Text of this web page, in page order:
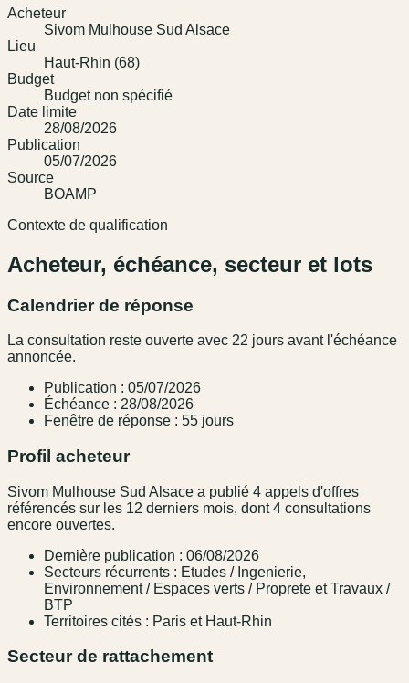
Acheteur
Sivom Mulhouse Sud Alsace
Lieu
Haut-Rhin (68)
Budget
Budget non spécifié
Date limite
28/08/2026
Publication
05/07/2026
Source
BOAMP
Contexte de qualification
Acheteur, échéance, secteur et lots
Calendrier de réponse
La consultation reste ouverte avec 22 jours avant l'échéance
annoncée.
Publication : 05/07/2026
Échéance : 28/08/2026
Fenêtre de réponse : 55 jours
Profil acheteur
Sivom Mulhouse Sud Alsace a publié 4 appels d'offres
référencés sur les 12 derniers mois, dont 4 consultations
encore ouvertes.
Dernière publication : 06/08/2026
Secteurs récurrents : Etudes / Ingenierie,
Environnement / Espaces verts / Proprete et Travaux /
BTP
Territoires cités : Paris et Haut-Rhin
Secteur de rattachement